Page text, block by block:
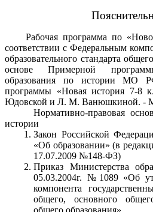
Рабочая программа по
соответствии с Федеральным
образовательного стандарта
основе Примерной
образования по истории МО
программы «Новая история 7-8
Юдовской и Л. М. Ванюшкиной. -
Нормативно-правовая
истории
Закон Российской
«Об образовании» (в
17.07.2009 №148-ФЗ)
Приказ Министерства
05.03.2004г. №1089 «Об
компонента
общего, основного